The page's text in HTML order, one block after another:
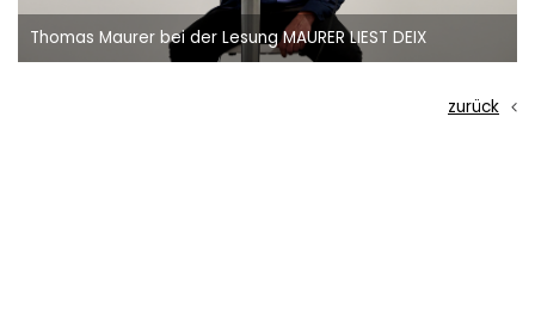
LIEST DEIX
Thomas Maurer, Peter Coeln und
(Galerieleitung OstLicht)
zurück